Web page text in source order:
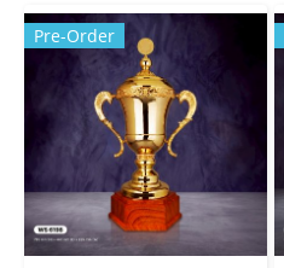
Pre-Order